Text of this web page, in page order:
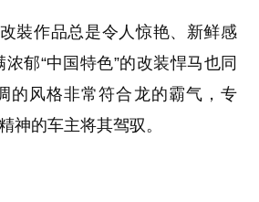
裝作品总是令人惊艳、新鲜感
郁“中国特色”的改装悍马也同
的风格非常符合龙的霸气，专
神的车主将其驾驭。